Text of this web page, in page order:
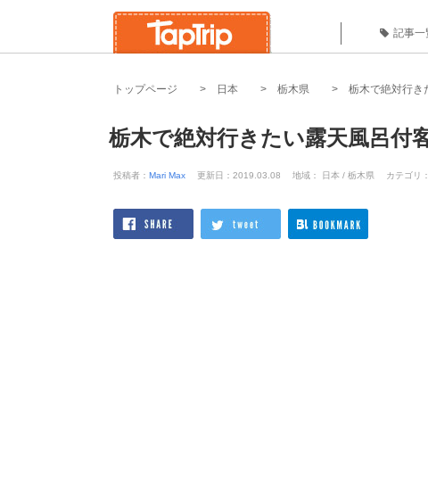
記事一
トップページ 日本 栃木県 栃木で絶対行き
栃木で絶対行きたい露天風呂付
投稿者： Mari Max 更新日：2019.03.08 地域： 日本 / 栃木県 カテゴリ：